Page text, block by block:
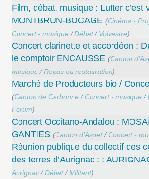
Film, débat, musique : Lutter c’est
MONTBRUN-BOCAGE (Cinéma -
Concert - musique /Débat/ Volvestre)
Concert clarinette et accordéon :
le comptoir ENCAUSSE (Canton
musique /Repas ou restauration)
Marché de Producteurs bio /
(Canton de Carbonne / Concert - musique /
Forum)
Concert Occitano-Andalou :
GANTIES (Canton d’Aspet/ Concert -
Réunion publique du collectif des
des terres d’Aurignac : :
Aurignac /Débat/Militant)